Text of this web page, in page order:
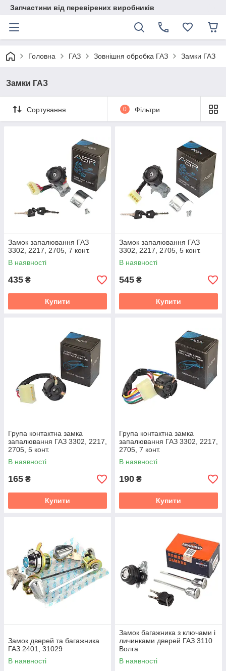
Запчастини від перевірених виробників
Головна ГАЗ Зовнішня обробка ГАЗ Замки ГАЗ
Замки ГАЗ
Сортування 0 Фільтри
Замок запалювання ГАЗ
3302, 2217, 2705, 7 конт.
В наявності
435 ₴
Купити
Замок запалювання ГАЗ
3302, 2217, 2705, 5 конт.
В наявності
545 ₴
Купити
Група контактна замка
запалювання ГАЗ 3302, 2217,
2705, 5 конт.
В наявності
165 ₴
Купити
Група контактна замка
запалювання ГАЗ 3302, 2217,
2705, 7 конт.
В наявності
190 ₴
Купити
Замок дверей та багажника
ГАЗ 2401, 31029
В наявності
Замок багажника з ключами і
личинками дверей ГАЗ 3110
Волга
В наявності